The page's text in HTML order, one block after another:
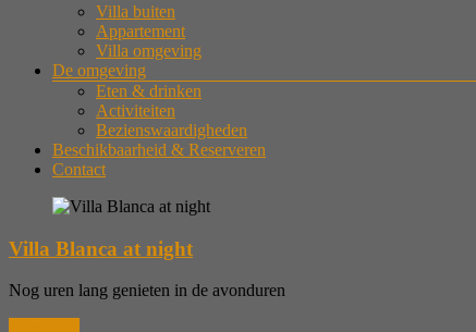
Villa buiten
Appartement
Villa omgeving
De omgeving
Eten & drinken
Activiteiten
Bezienswaardigheden
Beschikbaarheid & Reserveren
Contact
Villa Blanca at night
Nog uren lang genieten in de avonduren